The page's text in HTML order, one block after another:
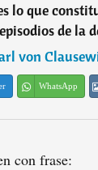
lo que
de la
von
WhatsApp
con frase: